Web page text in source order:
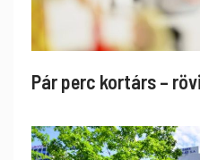
Pár perc kortárs –